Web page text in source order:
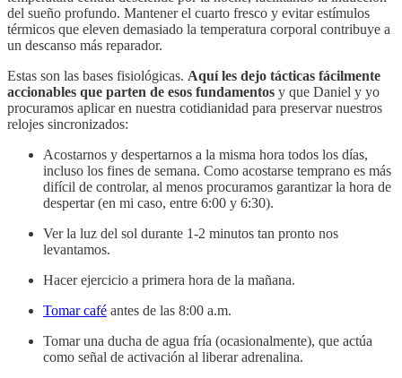
del sueño profundo. Mantener el cuarto fresco y evitar estímulos
térmicos que eleven demasiado la temperatura corporal contribuye a
un descanso más reparador.
Estas son las bases fisiológicas. Aquí les dejo tácticas fácilmente
accionables que parten de esos fundamentos y que Daniel y yo
procuramos aplicar en nuestra cotidianidad para preservar nuestros
relojes sincronizados:
Acostarnos y despertarnos a la misma hora todos los días,
incluso los fines de semana. Como acostarse temprano es más
difícil de controlar, al menos procuramos garantizar la hora de
despertar (en mi caso, entre 6:00 y 6:30).
Ver la luz del sol durante 1-2 minutos tan pronto nos
levantamos.
Hacer ejercicio a primera hora de la mañana.
Tomar café antes de las 8:00 a.m.
Tomar una ducha de agua fría (ocasionalmente), que actúa
como señal de activación al liberar adrenalina.